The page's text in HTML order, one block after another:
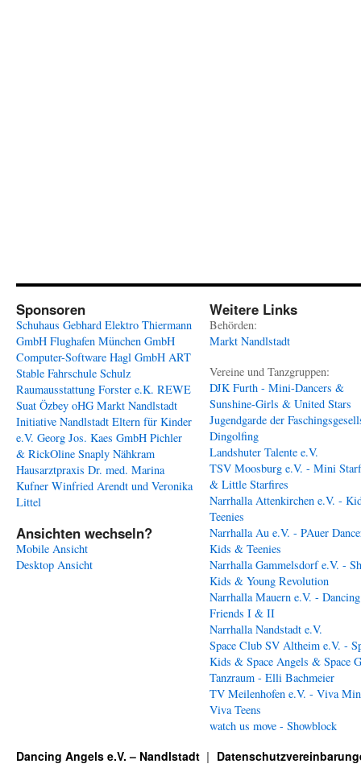
Sponsoren
Schuhaus Gebhard Elektro Thiermann
GmbH Flughafen München GmbH
Computer-Software Hagl GmbH ART
Stable Fahrschule Schulz
Raumausstattung Forster e.K. REWE
Suat Özbey oHG Markt Nandlstadt
Initiative Nandlstadt Eltern für Kinder
e.V. Georg Jos. Kaes GmbH Pichler
& RickOline Snaply Nähkram
Hausarztpraxis Dr. med. Marina
Kufner Winfried Arendt und Veronika
Littel
Ansichten wechseln?
Mobile Ansicht
Desktop Ansicht
Weitere Links
Behörden:
Markt Nandlstadt
Vereine und Tanzgruppen:
DJK Furth - Mini-Dancers &
Sunshine-Girls & United Stars
Jugendgarde der
Dingolfing
Landshuter Talente e.V.
TSV Moosburg e.V. - Mini
& Little Starfires
Narrhalla Attenkirchen e.V. -
Teenies
Narrhalla Au e.V. - PAuer
Kids & Teenies
Narrhalla Gammelsdorf e.V. -
Kids & Young Revolution
Narrhalla Mauern e.V. - Dancing
Friends I & II
Narrhalla Nandstadt e.V.
Space Club SV Altheim e.V. -
Kids & Space Angels & Space
Tanzraum - Elli Bachmeier
TV Meilenhofen e.V. - Viva
Viva Teens
watch us move - Showblock
Dancing Angels e.V. – Nandlstadt